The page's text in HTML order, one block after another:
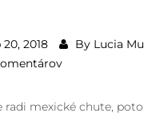
20, 2018 By Lucia
radi mexické chute,